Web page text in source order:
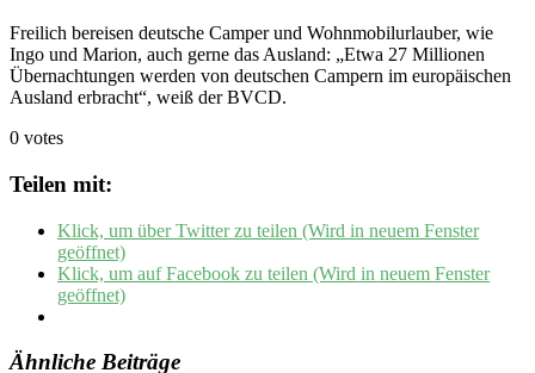
Freilich bereisen deutsche Camper und Wohnmobilurlauber, wie
Ingo und Marion, auch gerne das Ausland: „Etwa 27 Millionen
Übernachtungen werden von deutschen Campern im europäischen
Ausland erbracht“, weiß der BVCD.
0 votes
Teilen mit:
Klick, um über Twitter zu teilen (Wird in neuem Fenster
geöffnet)
Klick, um auf Facebook zu teilen (Wird in neuem Fenster
geöffnet)
Ähnliche Beiträge